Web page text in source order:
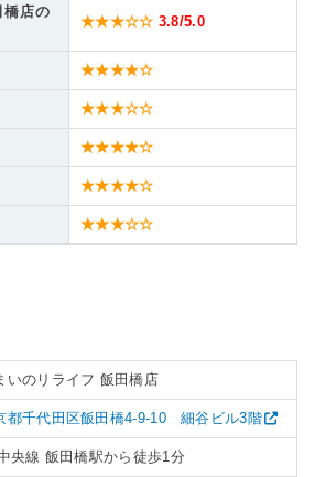
橋店の
★★★☆☆ 3.8/5.0
★★★★☆
★★★☆☆
★★★★☆
★★★★☆
★★★☆☆
いのリライフ 飯田橋店
都千代田区飯田橋4-9-10 細谷ビル3階
央線 飯田橋駅から徒歩1分